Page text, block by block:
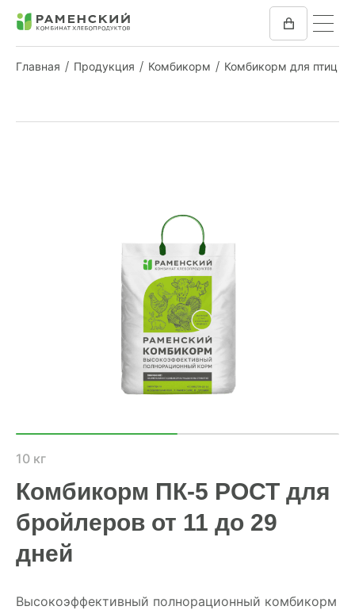
Главная Продукция Комбикорм Комбикорм для птиц
10 кг
Комбикорм ПК-5 РОСТ для
бройлеров от 11 до 29
дней
Высокоэффективный полнорационный комбикорм
ПРАЙС
ГДЕ КУПИТЬ
КОНТАКТЫ
8 (804) 700-18-14